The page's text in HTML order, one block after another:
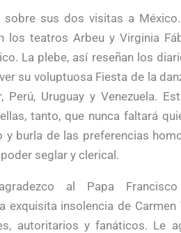
sobre sus dos visitas a
los teatros Arbeu y Virginia
La plebe, así reseñan los
su voluptuosa Fiesta de la
Perú, Uruguay y Venezuela.
tanto, que nunca faltará
y burla de las preferencias
seglar y clerical.
al Papa
exquisita insolencia de
autoritarios y fanáticos. Le